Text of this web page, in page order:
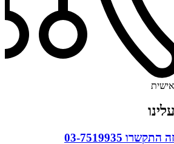
התקשרו 03-7519935